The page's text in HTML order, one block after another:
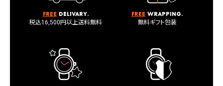
Free delivary.
税込16,500円以上送料無料
Free wrapping.
無料ギフト包装